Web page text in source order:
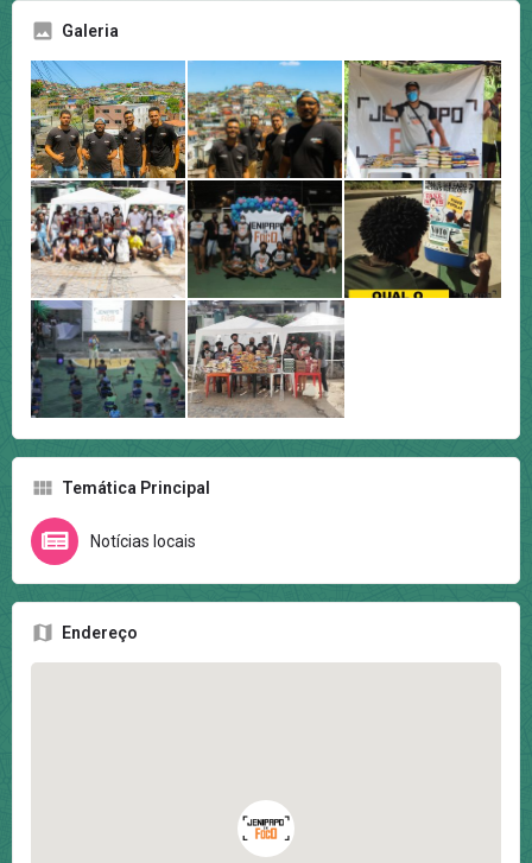
Galeria
Temática Principal
Notícias locais
Endereço